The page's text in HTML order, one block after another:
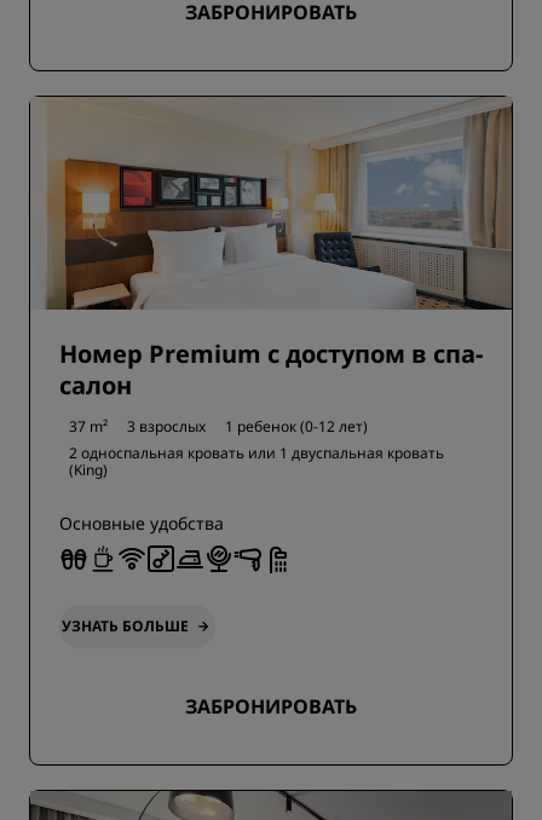
ЗАБРОНИРОВАТЬ
Номер Premium c доступом в спа-
салон
37 m² 3 взрослых
1 ребенок (0-12 лет)
2 односпальная кровать или 1 двуспальная кровать
(King)
Основные удобства
УЗНАТЬ БОЛЬШЕ
ЗАБРОНИРОВАТЬ